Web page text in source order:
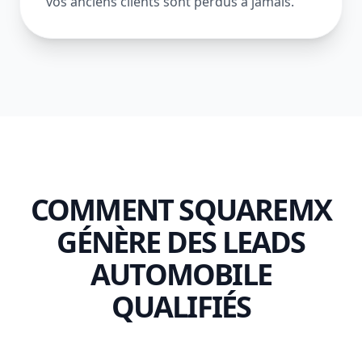
COMMENT SQUAREMX
GÉNÈRE DES LEADS
AUTOMOBILE
QUALIFIÉS